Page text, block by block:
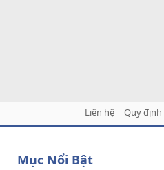
Liên hệ Quy
Mục Nổi Bật